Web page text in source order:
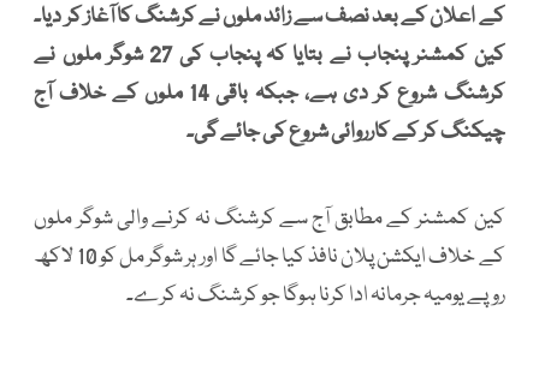
کے اعلان کے بعد نصف سے زائد ملوں نے کرشنگ کا آغاز کر دیا۔
کین کمشنر پنجاب نے بتایا کہ پنجاب کی 27 شوگر ملوں نے
کرشنگ شروع کر دی ہے، جبکہ باقی 14 ملوں کے خلاف آج
چیکنگ کر کے کارروائی شروع کی جائے گی۔
کین کمشنر کے مطابق آج سے کرشنگ نہ کرنے والی شوگر ملوں
کے خلاف ایکشن پلان نافذ کیا جائے گا اور ہر شوگر مل کو 10 لاکھ
روپے یومیہ جرمانہ ادا کرنا ہوگا جو کرشنگ نہ کرے۔